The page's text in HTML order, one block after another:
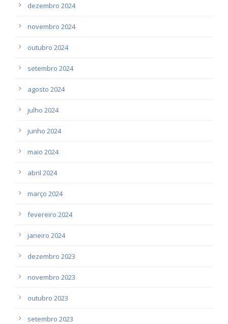
dezembro 2024
novembro 2024
outubro 2024
setembro 2024
agosto 2024
julho 2024
junho 2024
maio 2024
abril 2024
março 2024
fevereiro 2024
janeiro 2024
dezembro 2023
novembro 2023
outubro 2023
setembro 2023